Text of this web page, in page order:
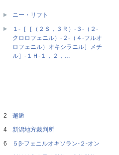
ニー・リフト
１‐［［（２Ｓ，３Ｒ）‐３‐（２‐
クロロフェニル）‐２‐（４‐フルオ
ロフェニル）オキシラニル］メチ
ル］‐１Ｈ‐１，２，…
邂逅
新潟地方裁判所
５β‐フェニルオキソラン‐２‐オン